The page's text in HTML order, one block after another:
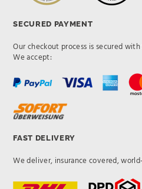
SECURED PAYMENT
Our checkout process is secured
We accept:
FAST DELIVERY
We deliver, insurance covered,